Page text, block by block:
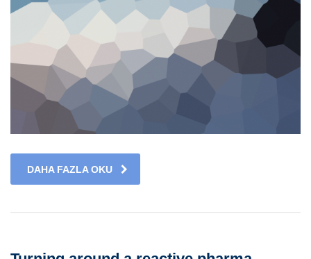
DAHA FAZLA OKU